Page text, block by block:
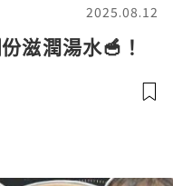
2025.08.12
滋潤湯水🥣！